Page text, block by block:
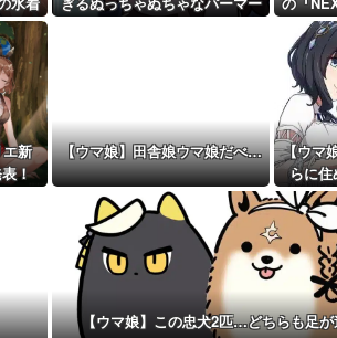
カバ
娘
新
！
【ウマ娘】田舎娘ウマ娘だべ…
【ウマ
らに
【ウマ娘】この忠犬2匹…どちらも足